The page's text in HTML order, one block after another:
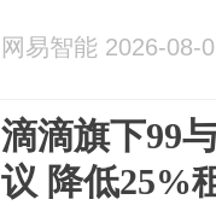
网易智能 2026-08-
滴滴旗下99
议 降低25%